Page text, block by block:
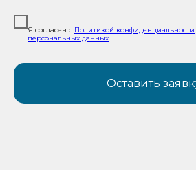
Я согласен с Политикой конфиденциальности
персональных данных
Оставить